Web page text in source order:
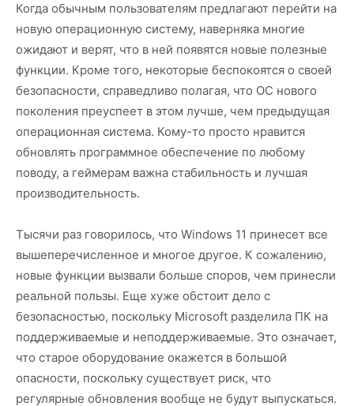
Когда обычным пользователям предлагают перейти на
новую операционную систему, наверняка многие
ожидают и верят, что в ней появятся новые полезные
функции. Кроме того, некоторые беспокоятся о своей
безопасности, справедливо полагая, что ОС нового
поколения преуспеет в этом лучше, чем предыдущая
операционная система. Кому-то просто нравится
обновлять программное обеспечение по любому
поводу, а геймерам важна стабильность и лучшая
производительность.
Тысячи раз говорилось, что Windows 11 принесет все
вышеперечисленное и многое другое. К сожалению,
новые функции вызвали больше споров, чем принесли
реальной пользы. Еще хуже обстоит дело с
безопасностью, поскольку Microsoft разделила ПК на
поддерживаемые и неподдерживаемые. Это означает,
что старое оборудование окажется в большой
опасности, поскольку существует риск, что
регулярные обновления вообще не будут выпускаться.